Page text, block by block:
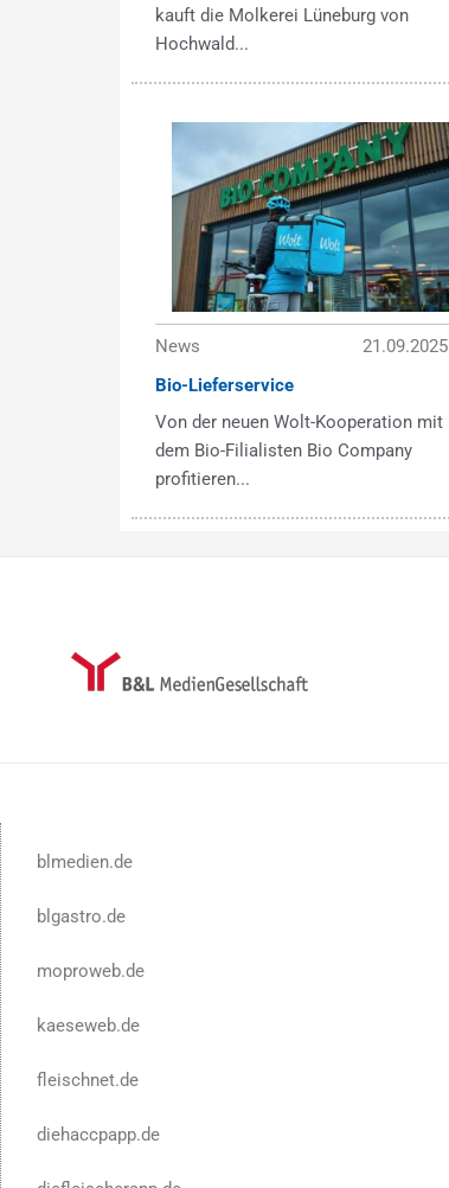
kauft die Molkerei Lüneburg von
Hochwald...
News
21.09.2025
Bio-Lieferservice
Von der neuen Wolt-Kooperation mit
dem Bio-Filialisten Bio Company
profitieren...
blmedien.de
blgastro.de
moproweb.de
kaeseweb.de
fleischnet.de
diehaccpapp.de